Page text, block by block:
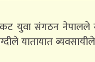
युवा संगठन नेपालले
यातायात